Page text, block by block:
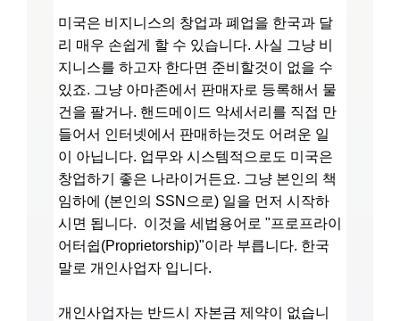
미국은 비지니스의 창업과 폐업을 한국과 달
리 매우 손쉽게 할 수 있습니다. 사실 그냥 비
지니스를 하고자 한다면 준비할것이 없을 수
있죠. 그냥 아마존에서 판매자로 등록해서 물
건을 팔거나. 핸드메이드 악세서리를 직접 만
들어서 인터넷에서 판매하는것도 어려운 일
이 아닙니다. 업무와 시스템적으로도 미국은
창업하기 좋은 나라이거든요. 그냥 본인의 책
임하에 (본인의 SSN으로) 일을 먼저 시작하
시면 됩니다. 이것을 세법용어로 "프로프라이
어터쉽(Proprietorship)"이라 부릅니다. 한국
말로 개인사업자 입니다.
개인사업자는 반드시 자본금 제약이 없습니